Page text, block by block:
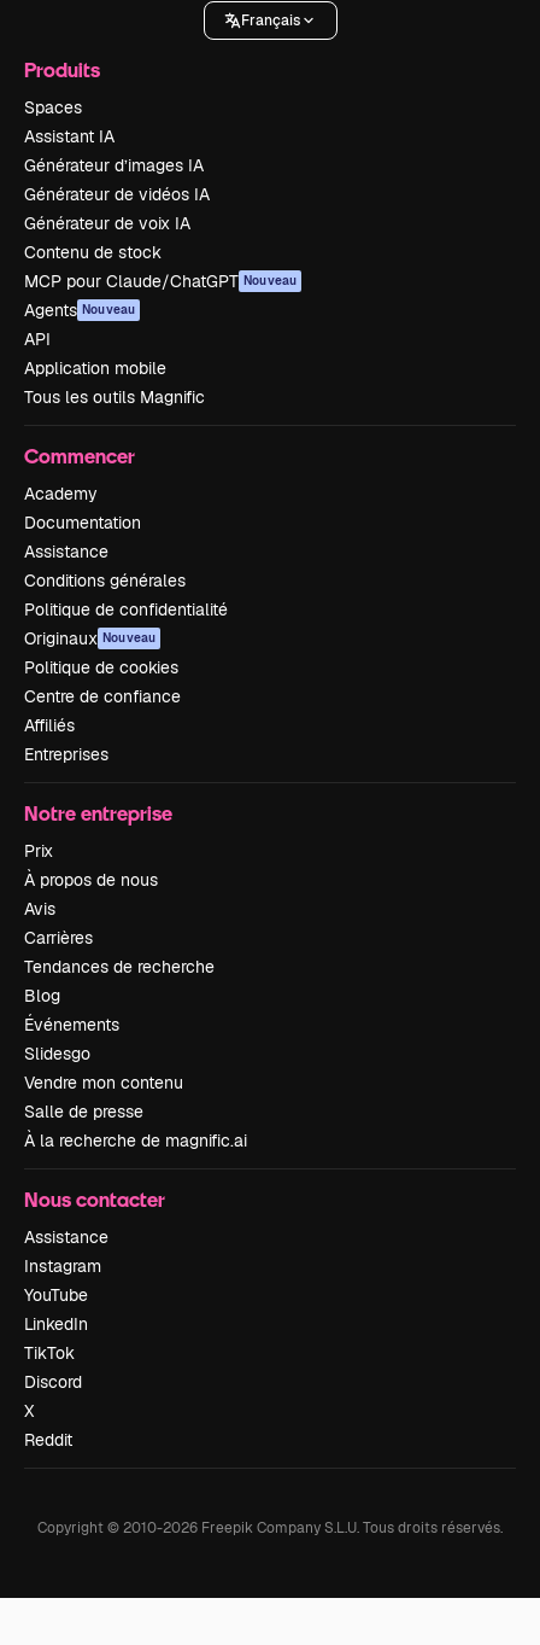
Français
Produits
Spaces
Assistant IA
Générateur d’images IA
Générateur de vidéos IA
Générateur de voix IA
Contenu de stock
MCP pour Claude/ChatGPT Nouveau
Agents Nouveau
API
Application mobile
Tous les outils Magnific
Commencer
Academy
Documentation
Assistance
Conditions générales
Politique de confidentialité
Originaux Nouveau
Politique de cookies
Centre de confiance
Affiliés
Entreprises
Notre entreprise
Prix
À propos de nous
Avis
Carrières
Tendances de recherche
Blog
Événements
Slidesgo
Vendre mon contenu
Salle de presse
À la recherche de magnific.ai
Nous contacter
Assistance
Instagram
YouTube
LinkedIn
TikTok
Discord
X
Reddit
Copyright © 2010-2026 Freepik Company S.L.U.Tous droits réservés.